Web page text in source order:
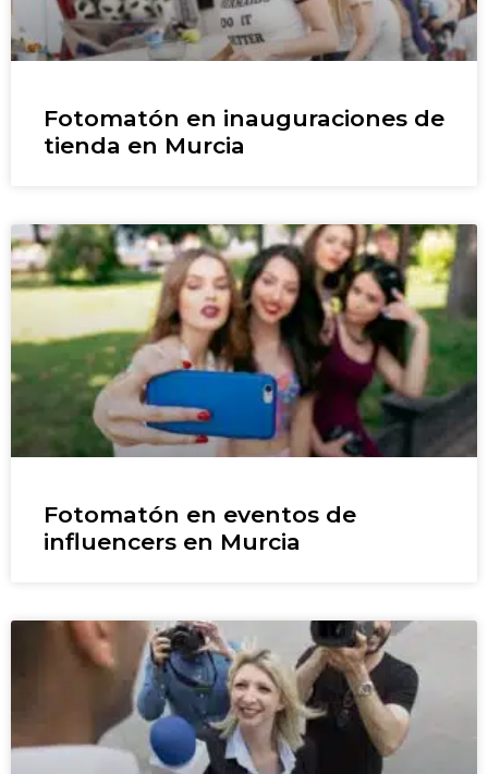
Fotomatón en inauguraciones de
tienda en Murcia
Fotomatón en eventos de
influencers en Murcia